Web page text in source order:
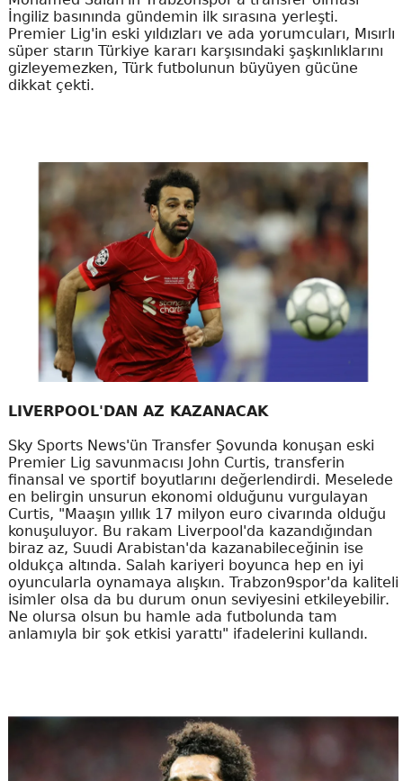
İngiliz basınında gündemin ilk sırasına yerleşti.
Premier Lig'in eski yıldızları ve ada yorumcuları, Mısırlı
süper starın Türkiye kararı karşısındaki şaşkınlıklarını
gizleyemezken, Türk futbolunun büyüyen gücüne
dikkat çekti.
LIVERPOOL'DAN AZ KAZANACAK
Sky Sports News'ün Transfer Şovunda konuşan eski
Premier Lig savunmacısı John Curtis, transferin
finansal ve sportif boyutlarını değerlendirdi. Meselede
en belirgin unsurun ekonomi olduğunu vurgulayan
Curtis, "Maaşın yıllık 17 milyon euro civarında olduğu
konuşuluyor. Bu rakam Liverpool'da kazandığından
biraz az, Suudi Arabistan'da kazanabileceğinin ise
oldukça altında. Salah kariyeri boyunca hep en iyi
oyuncularla oynamaya alışkın. Trabzon9spor'da kaliteli
isimler olsa da bu durum onun seviyesini etkileyebilir.
Ne olursa olsun bu hamle ada futbolunda tam
anlamıyla bir şok etkisi yarattı" ifadelerini kullandı.